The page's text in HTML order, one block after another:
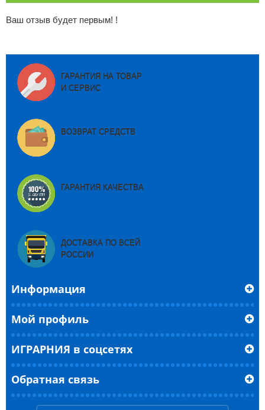
Ваш отзыв будет первым! !
ГАРАНТИЯ НА ТОВАР
И СЕРВИС
ВОЗВРАТ СРЕДСТВ
ГАРАНТИЯ КАЧЕСТВА
ДОСТАВКА ПО ВСЕЙ
РОССИИ
Информация
Мой профиль
ИГРАРНИЯ в соцсетях
Обратная связь